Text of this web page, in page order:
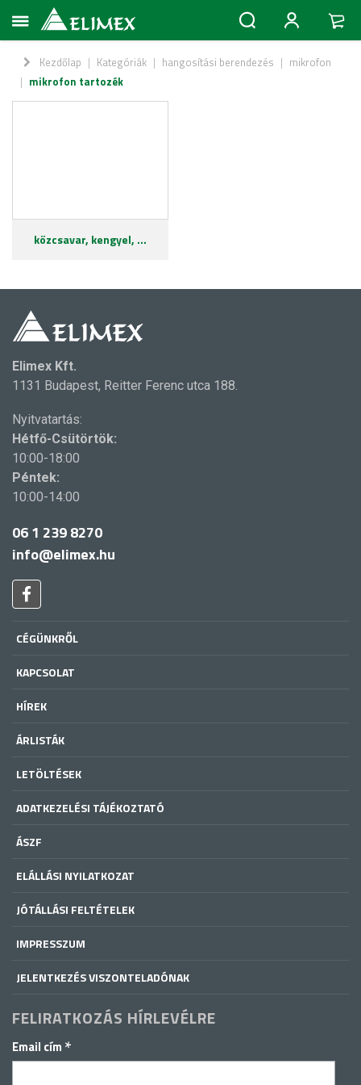
Kezdőlap | Kategóriák | hangosítási berendezés | mikrofon
| mikrofon tartozék
közcsavar, kengyel, ...
Elimex Kft.
1131 Budapest, Reitter Ferenc utca 188.
Nyitvatartás:
Hétfő-Csütörtök:
10:00-18:00
Péntek:
10:00-14:00
06 1 239 8270
info@elimex.hu
CÉGÜNKRŐL
KAPCSOLAT
HÍREK
ÁRLISTÁK
LETÖLTÉSEK
ADATKEZELÉSI TÁJÉKOZTATÓ
ÁSZF
ELÁLLÁSI NYILATKOZAT
JÓTÁLLÁSI FELTÉTELEK
IMPRESSZUM
JELENTKEZÉS VISZONTELADÓNAK
FELIRATKOZÁS HÍRLEVÉLRE
Email cím *